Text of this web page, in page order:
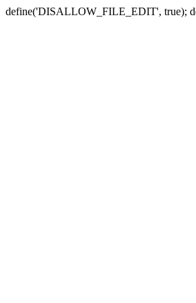
define('DISALLOW_FILE_EDIT', true);